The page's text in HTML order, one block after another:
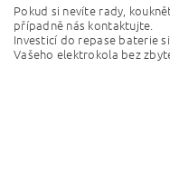
Pokud si nevíte rady,
případně nás kontaktujte.
Investicí do repase baterie
Vašeho elektrokola bez